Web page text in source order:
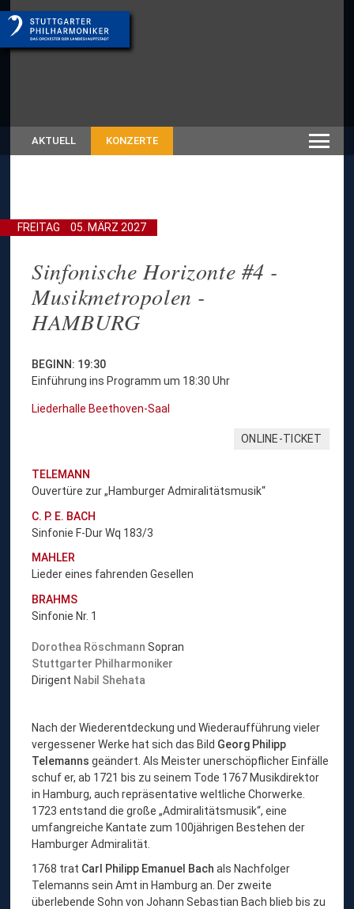
AKTUELL KONZERTE
FREITAG 05. MÄRZ 2027
Sinfonische Horizonte #4 -
Musikmetropolen -
HAMBURG
BEGINN: 19:30
Einführung ins Programm um 18:30 Uhr
Liederhalle Beethoven-Saal
ONLINE-TICKET
TELEMANN
Ouvertüre zur „Hamburger Admiralitätsmusik“
C. P. E. BACH
Sinfonie F-Dur Wq 183/3
MAHLER
Lieder eines fahrenden Gesellen
BRAHMS
Sinfonie Nr. 1
Dorothea Röschmann Sopran
Stuttgarter Philharmoniker
Dirigent Nabil Shehata
Nach der Wiederentdeckung und Wiederaufführung vieler
vergessener Werke hat sich das Bild Georg Philipp
Telemannsgeändert. Als Meister unerschöpflicher Einfälle
schuf er, ab 1721 bis zu seinem Tode 1767 Musikdirektor
in Hamburg, auch repräsentative weltliche Chorwerke.
1723 entstand die große „Admiralitätsmusik“, eine
umfangreiche Kantate zum 100jährigen Bestehen der
Hamburger Admiralität.
1768 trat Carl Philipp Emanuel Bachals Nachfolger
Telemanns sein Amt in Hamburg an. Der zweite
überlebende Sohn von Johann Sebastian Bach blieb bis zu